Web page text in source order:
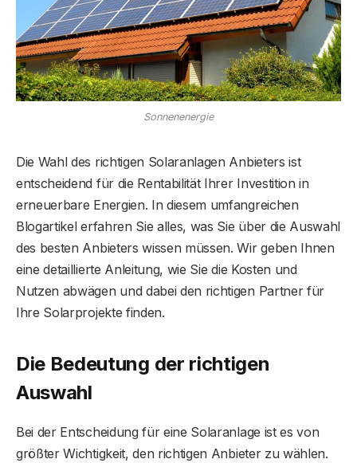
Sonnenenergie
Die Wahl des richtigen Solaranlagen Anbieters ist
entscheidend für die Rentabilität Ihrer Investition in
erneuerbare Energien. In diesem umfangreichen
Blogartikel erfahren Sie alles, was Sie über die Auswahl
des besten Anbieters wissen müssen. Wir geben Ihnen
eine detaillierte Anleitung, wie Sie die Kosten und
Nutzen abwägen und dabei den richtigen Partner für
Ihre Solarprojekte finden.
Die Bedeutung der richtigen
Auswahl
Bei der Entscheidung für eine Solaranlage ist es von
größter Wichtigkeit, den richtigen Anbieter zu wählen.